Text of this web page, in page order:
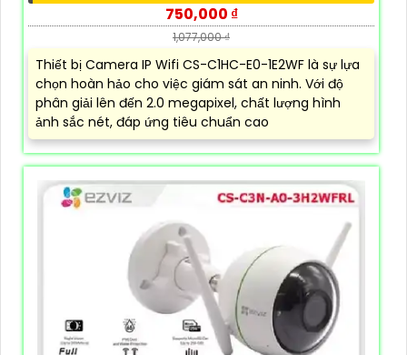
750,000 ₫
1,077,000 ₫
Thiết bị Camera IP Wifi CS-C1HC-E0-1E2WF là sự lựa
chọn hoàn hảo cho việc giám sát an ninh. Với độ
phân giải lên đến 2.0 megapixel, chất lượng hình
ảnh sắc nét, đáp ứng tiêu chuẩn cao